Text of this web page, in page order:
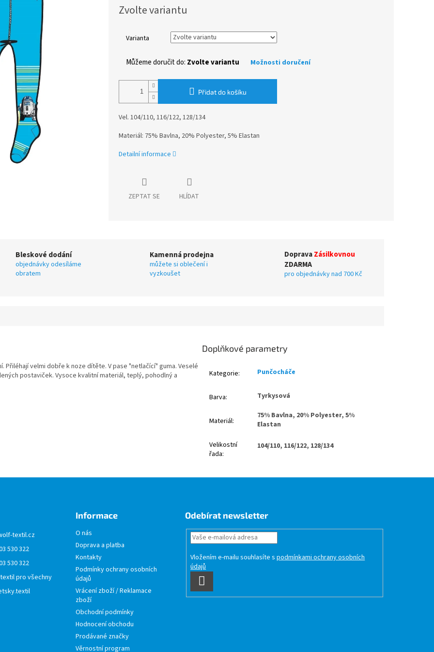
cena:
Zvolte variantu
Varianta
Můžeme doručit do: Zvolte variantu Možnosti doručení
Přidat do košíku
Vel. 104/110, 116/122, 128/134
Materiál: 75% Bavlna, 20% Polyester, 5% Elastan
Detailní informace
ZEPTAT SE HLÍDAT
Bleskové dodání
objednávky odesíláme
obratem
Kamenná prodejna
můžete si oblečení i
vyzkoušet
DopravaZásilkovnou
ZDARMA
pro objednávky nad 700 Kč
Přiléhají velmi dobře k noze dítěte. V pase "netlačící" guma. Veselé
postaviček. Vysoce kvalitní materiál, teplý, pohodlný a
Doplňkové parametry
Kategorie: Punčocháče
Barva: Tyrkysová
Materiál:
75% Bavlna, 20% Polyester, 5%
Elastan
Velikostní
řada:
104/110, 116/122, 128/134
textil.cz
530 322
530 322
pro všechny
Informace
O nás
Doprava a platba
Kontakty
Podmínky ochrany osobních
údajů
Vrácení zboží / Reklamace
zboží
Obchodní podmínky
Hodnocení obchodu
Prodávané značky
Věrnostní program
Odebírat newsletter
Vložením e-mailu souhlasíte spodmínkami ochrany osobních
údajů
SE